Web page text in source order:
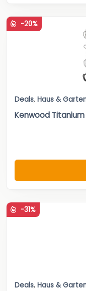
-20%
Deals, Haus &
Kenwood Titanium
-31%
Deals, Haus &